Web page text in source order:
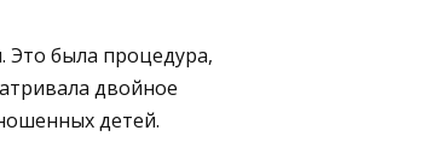
Это была процедура,
двойное
детей.